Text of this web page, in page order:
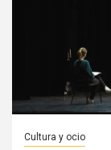
Cultura y ocio